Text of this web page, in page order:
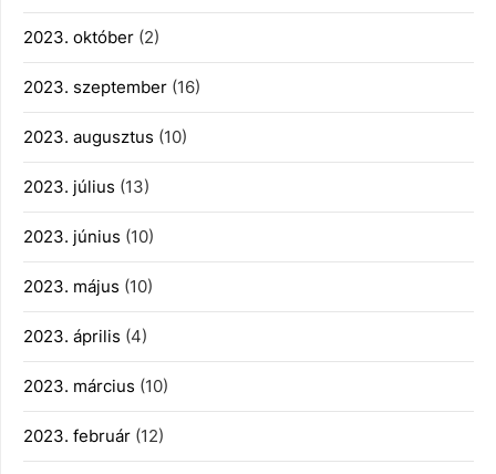
2023. október (2)
2023. szeptember (16)
2023. augusztus (10)
2023. július (13)
2023. június (10)
2023. május (10)
2023. április (4)
2023. március (10)
2023. február (12)